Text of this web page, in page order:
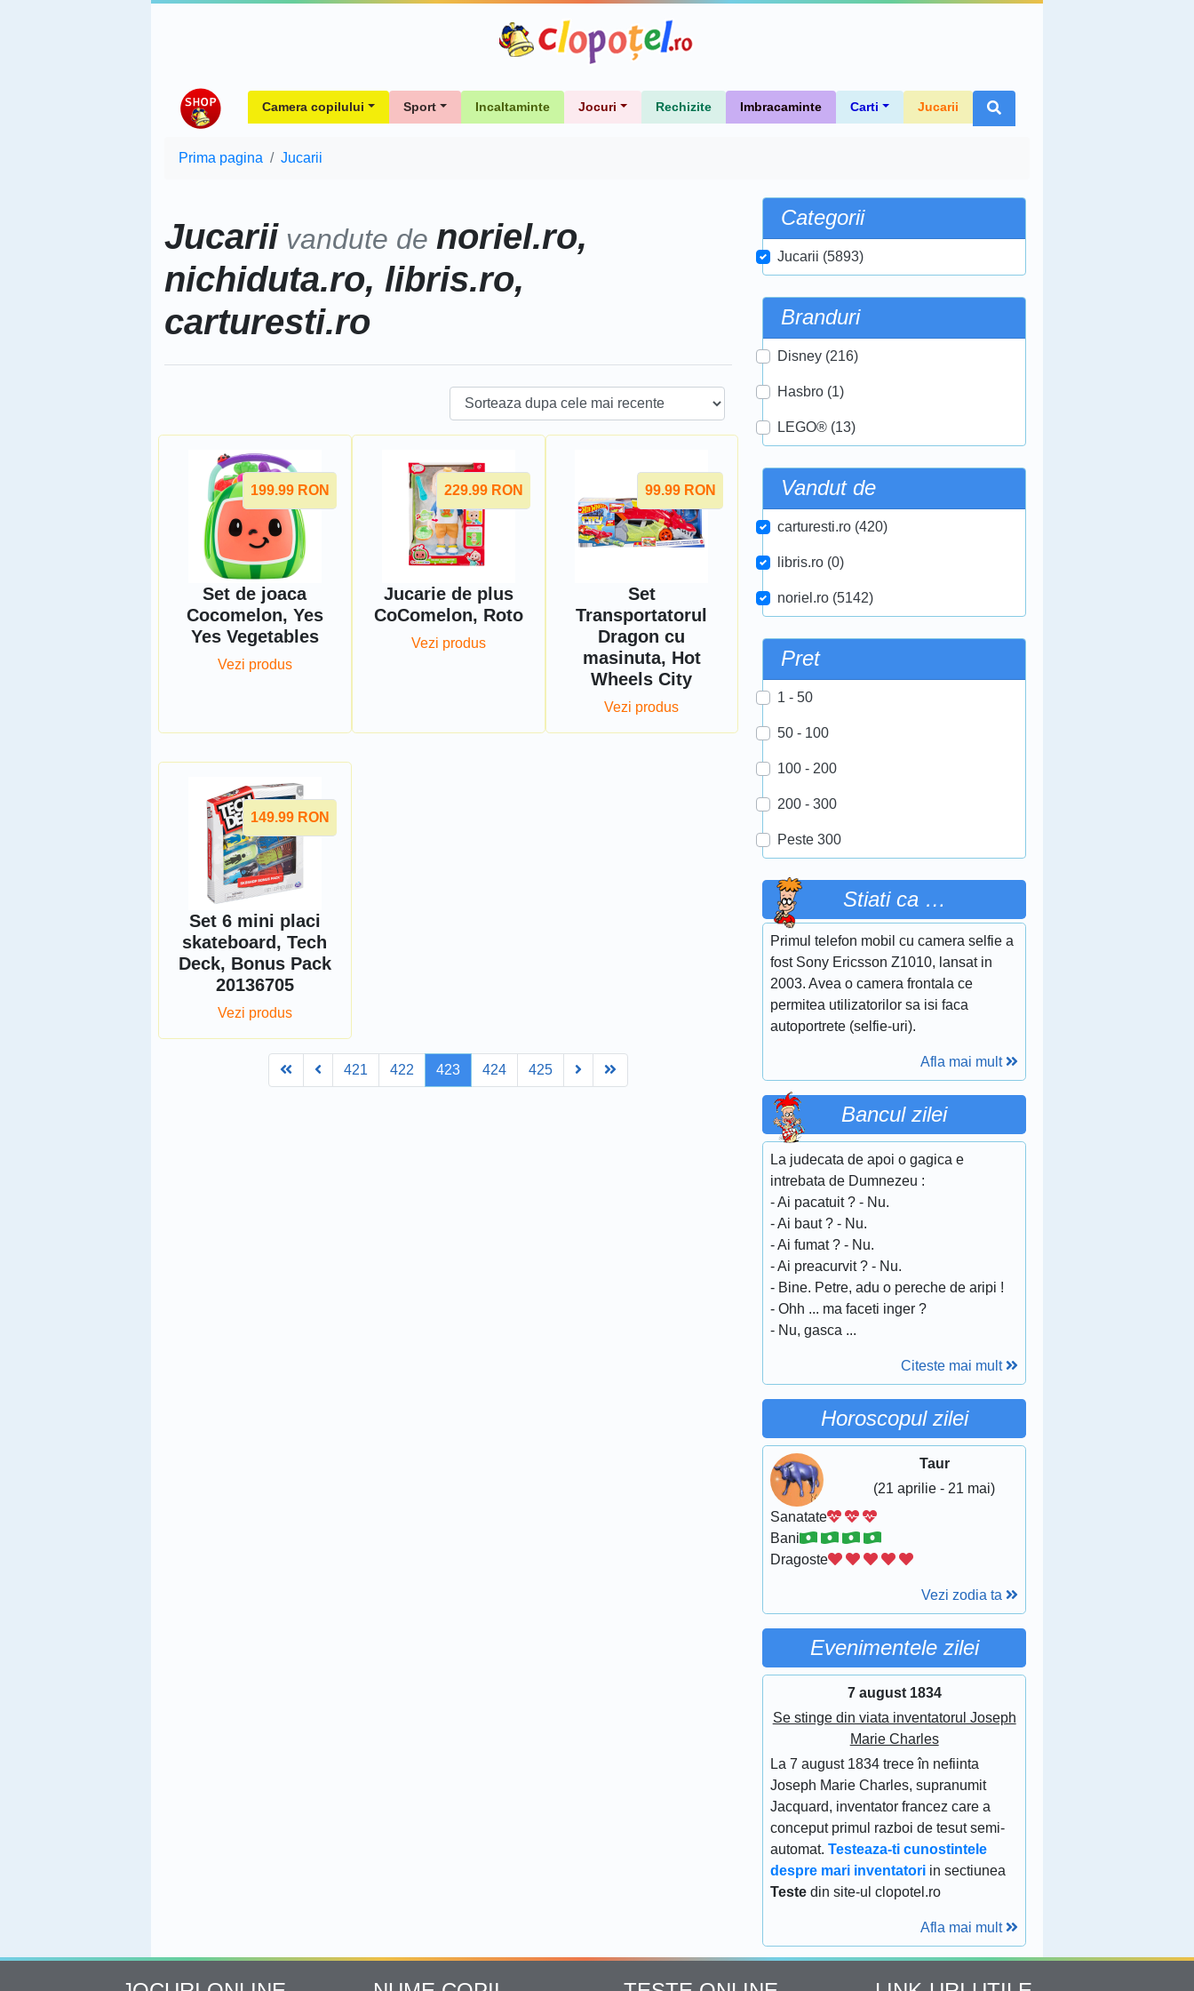
Camera copilului Sport Incaltaminte Jocuri Rechizite Imbracaminte Carti Jucarii
Prima pagina Jucarii
Jucarii vandute de noriel.ro,
nichiduta.ro, libris.ro,
carturesti.ro
199.99 RON
Set de joaca
Cocomelon, Yes
Yes Vegetables
Vezi produs
229.99 RON
Jucarie de plus
CoComelon, Roto
Vezi produs
99.99 RON
Set
Transportatorul
Dragon cu
masinuta, Hot
Wheels City
Vezi produs
149.99 RON
Set 6 mini placi
skateboard, Tech
Deck, Bonus Pack
20136705
Vezi produs
FirstPrev421 422 423 424 425 Next
Categorii
Jucarii (5893)
Branduri
Disney (216)
Hasbro (1)
LEGO® (13)
Vandut de
carturesti.ro (420)
libris.ro (0)
noriel.ro (5142)
Pret
1 - 50
50 - 100
100 - 200
200 - 300
Peste 300
Stiati ca …
Primul telefon mobil cu camera selfie a
fost Sony Ericsson Z1010, lansat in
2003. Avea o camera frontala ce
permitea utilizatorilor sa isi faca
autoportrete (selfie-uri).
Afla mai mult
Bancul zilei
La judecata de apoi o gagica e
intrebata de Dumnezeu :
- Ai pacatuit ? - Nu.
- Ai baut ? - Nu.
- Ai fumat ? - Nu.
- Ai preacurvit ? - Nu.
- Bine. Petre, adu o pereche de aripi !
- Ohh ... ma faceti inger ?
- Nu, gasca ...
Citeste mai mult
Horoscopul zilei
Taur
(21 aprilie - 21 mai)
Sanatate
Bani
Dragoste
Vezi zodia ta
Evenimentele zilei
7 august 1834
Se stinge din viata inventatorul Joseph
Marie Charles
La 7 august 1834 trece în nefiinta
Joseph Marie Charles, supranumit
Jacquard, inventator francez care a
conceput primul razboi de tesut semi-
automat.Testeaza-ti cunostintele
despre mari inventatori in sectiunea
Teste din site-ul clopotel.ro
Afla mai mult